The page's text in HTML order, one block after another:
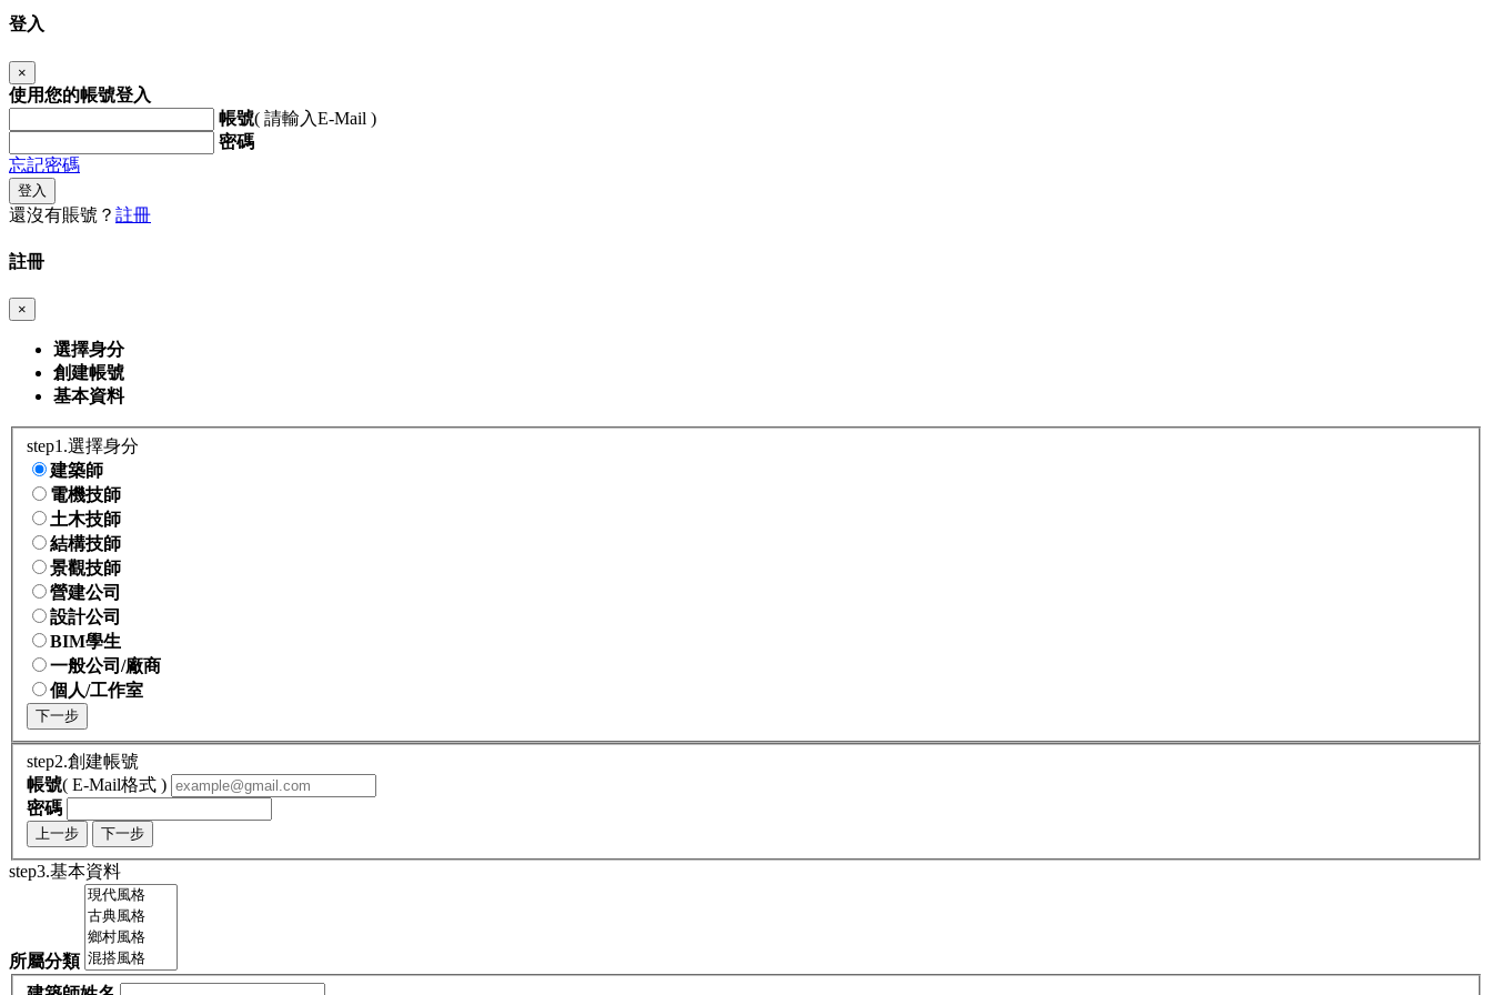
登入
×
使用您的帳號登入
帳號( 請輸入E-Mail )
密碼
忘記密碼
登入
還沒有賬號？ 註冊
註冊
×
選擇身分
創建帳號
基本資料
step1.選擇身分
建築師
電機技師
土木技師
結構技師
景觀技師
營建公司
設計公司
BIM學生
一般公司/廠商
個人/工作室
下一步
step2.創建帳號
帳號( E-Mail格式 )
密碼
上一步 下一步
step3.基本資料
所屬分類